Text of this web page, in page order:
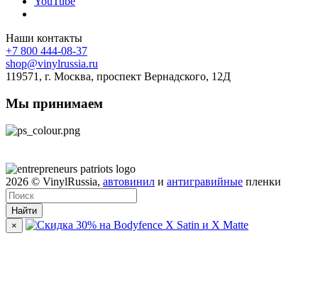
Наши контакты
+7 800 444-08-37
shop@vinylrussia.ru
119571, г. Москва, проспект Вернадского, 12Д
Мы принимаем
2026 © VinylRussia, автовинил и антигравийные пленки
Найти
×